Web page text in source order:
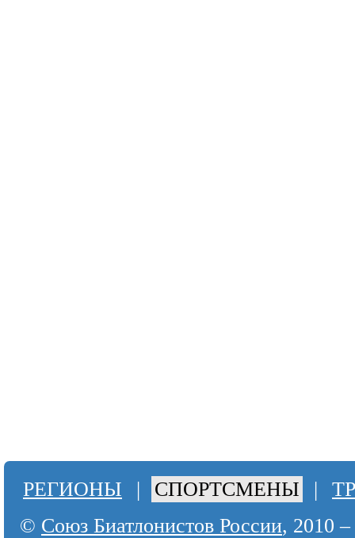
РЕГИОНЫ | СПОРТСМЕНЫ |
© Союз Биатлонистов России, 2010